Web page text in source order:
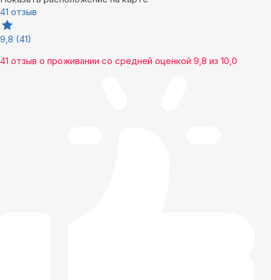
41 отзыв
9,8 (41)
41 отзыв о проживании со средней оценкой 9,8 из 10,0